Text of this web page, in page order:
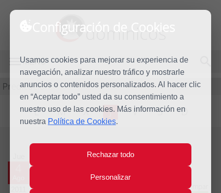
Configuración de Cookies
Usamos cookies para mejorar su experiencia de
navegación, analizar nuestro tráfico y mostrarle
anuncios o contenidos personalizados. Al hacer clic
en “Aceptar todo” usted da su consentimiento a
nuestro uso de las cookies. Más información en
nuestra Política de Cookies.
Rechazar todo
Personalizar
dominicos
MENÚ
Predicación
L M X J V S D
Evangelio del día
Decimoctava semana del Tiempo Ordinario - Año Impar